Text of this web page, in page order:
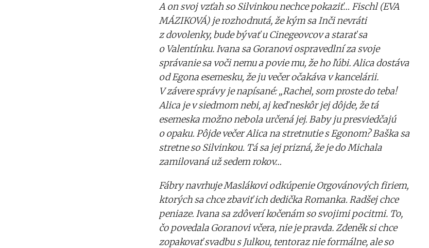
A on svoj vzťah so Silvinkou nechce pokaziť… Fischl (EVA
MÁZIKOVÁ) je rozhodnutá, že kým sa Inči nevráti
z dovolenky, bude bývať u Cinegeovcov a starať sa
o Valentínku. Ivana sa Goranovi ospravedlní za svoje
správanie sa voči nemu a povie mu, že ho ľúbi. Alica dostáva
od Egona esemesku, že ju večer očakáva v kancelárii.
V závere správy je napísané: „Rachel, som proste do teba!
Alica je v siedmom nebi, aj keď neskôr jej dôjde, že tá
esemeska možno nebola určená jej. Baby ju presviedčajú
o opaku. Pôjde večer Alica na stretnutie s Egonom? Baška sa
stretne so Silvinkou. Tá sa jej prizná, že je do Michala
zamilovaná už sedem rokov…
Fábry navrhuje Maslákovi odkúpenie Orgovánových firiem,
ktorých sa chce zbaviť ich dedička Romanka. Radšej chce
peniaze. Ivana sa zdôverí kočenám so svojimi pocitmi. To,
čo povedala Goranovi včera, nie je pravda. Zdeněk si chce
zopakovať svadbu s Julkou, tentoraz nie formálne, ale so